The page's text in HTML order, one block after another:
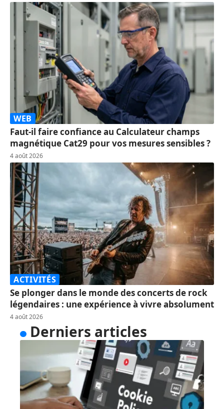
WEB
Faut-il faire confiance au Calculateur champs
magnétique Cat29 pour vos mesures sensibles ?
4 août 2026
ACTIVITÉS
Se plonger dans le monde des concerts de rock
légendaires : une expérience à vivre absolument
4 août 2026
Derniers articles